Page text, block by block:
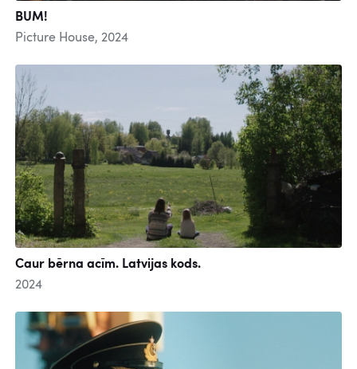
BUM!
Picture House, 2024
Caur bērna acīm. Latvijas kods.
2024